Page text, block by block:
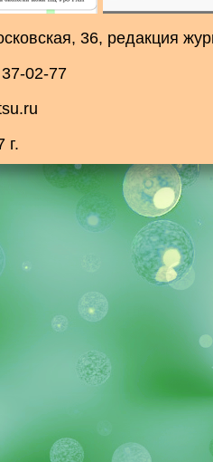
36, редакция
02-77
г.